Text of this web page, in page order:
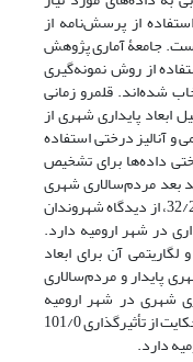
از پرسش‌نامه از
جامعۀ آماری پژوهش
از روش نمونه‌گیری
شده‌اند. قلمرو زمانی
برای تحلیل ابعاد پایداری شهری از
و آنالیز درختی استفاده
داده‌ها برای تشخیص
بعد مردم‌سالاری شهری
پایدار با شناسایی دو شاخه و میانگین کلی 32/22، از دیدگاه شهروندان
در شهر ارومیه دارد.
آن برای ابعاد
پایدار و مردم‌سالاری
شهری در شهر ارومیه
دارند. تلفیق کلی نتایج مدل‌های رگرسیونی حکایت از تأثیرگذاری 101/0
دارد.